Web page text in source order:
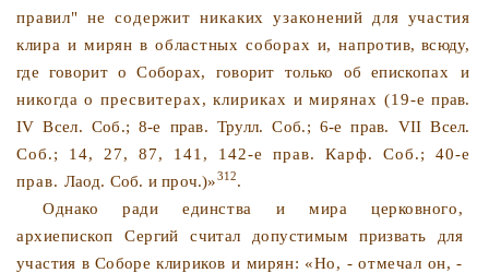
правил" не содержит никаких узаконений для участия
клира и мирян в областных соборах и, напро­тив, всюду,
где говорит о Соборах, говорит только об еписко­пах и
никогда о пресвитерах, клириках и мирянах (19-еправ.
IV Всел. Соб.; 8-е прав. Трулл. Соб.; 6-е прав. VII Всел.
Соб.; 14, 27, 87, 141, 142-е прав. Карф. Соб.; 40-е
прав. Лаод. Соб. и проч.)»312.
Однако ради единства и мира церковного,
архиепископСергий считал допустимым призвать для
участия в Собореклириков и мирян: «Но, - отмечал он, -